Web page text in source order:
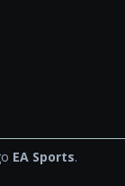
EA Sports.